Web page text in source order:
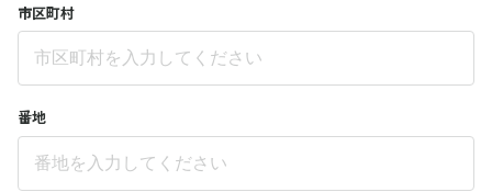
市区町村
番地